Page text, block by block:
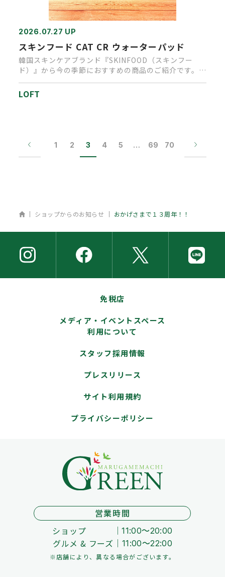
2026.07.27 UP
スキンフード CAT CR ウォーターパッド
韓国スキンケアブランド『SKINFOOD（スキンフー
ド）』から今の季節におすすめの商品のご紹介です。乾
燥や紫外線・エアコ…
LOFT
1 2 3 4 5 … 69 70
ホーム
ショップからのお知らせ おかげさまで１３周年！！
免税店
メディア・イベントスペース
利用について
スタッフ採用情報
プレスリリース
サイト利用規約
プライバシーポリシー
営業時間
ショップ
11:00～20:00
グルメ & フーズ 11:00～22:00
※店舗により、異なる場合がございます。